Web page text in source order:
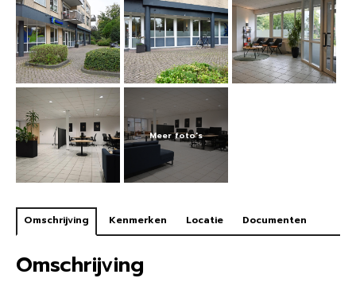
Omschrijving Kenmerken Locatie Documenten
Omschrijving